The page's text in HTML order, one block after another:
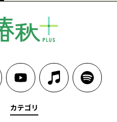
カテゴリ